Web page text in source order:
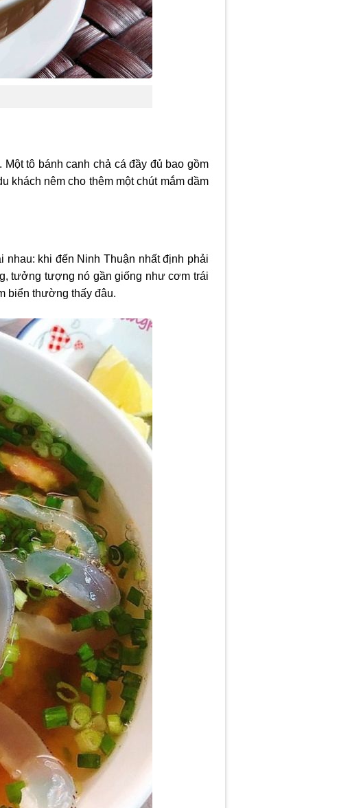
tô bánh canh chả cá đầy đủ bao gồm
khách nêm cho thêm một chút mắm dầm
nhau: khi đến Ninh Thuận nhất định phải
tưởng tượng nó gần giống như cơm trái
biển thường thấy đâu.